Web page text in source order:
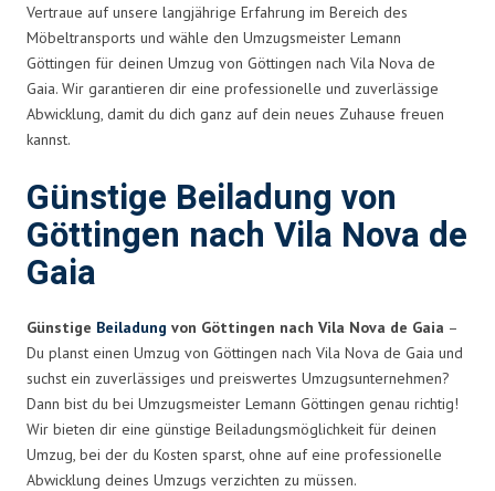
Vertraue auf unsere langjährige Erfahrung im Bereich des
Möbeltransports und wähle den Umzugsmeister Lemann
Göttingen für deinen Umzug von Göttingen nach Vila Nova de
Gaia. Wir garantieren dir eine professionelle und zuverlässige
Abwicklung, damit du dich ganz auf dein neues Zuhause freuen
kannst.
Günstige Beiladung von
Göttingen nach Vila Nova de
Gaia
Günstige Beiladung von Göttingen nach Vila Nova de Gaia –
Du planst einen Umzug von Göttingen nach Vila Nova de Gaia und
suchst ein zuverlässiges und preiswertes Umzugsunternehmen?
Dann bist du bei Umzugsmeister Lemann Göttingen genau richtig!
Wir bieten dir eine günstige Beiladungsmöglichkeit für deinen
Umzug, bei der du Kosten sparst, ohne auf eine professionelle
Abwicklung deines Umzugs verzichten zu müssen.